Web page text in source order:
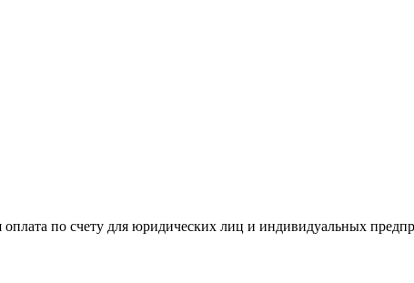
оплата по счету для юридических лиц и индивидуальных